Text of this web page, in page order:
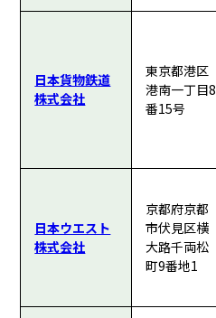
日本貨物鉄道
株式会社
東京都港区
港南一丁目8
番15号
日本ウエスト
株式会社
京都府京都
市伏見区横
大路千両松
町9番地1